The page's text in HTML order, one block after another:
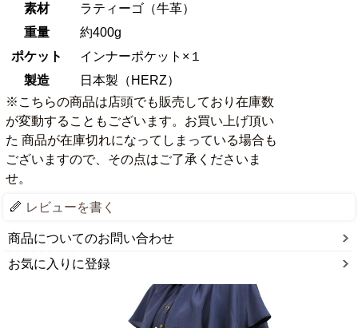
素材
ラティーゴ（牛革）
重量
約400g
ポケット
インナーポケット×１
製造
日本製（HERZ）
※こちらの商品は店頭でも販売しており在庫数
が変動することもございます。お買い上げ頂い
た 商品が在庫切れになってしまっている場合も
ございますので、その点はご了承くださいま
せ。
レビューを書く
商品についてのお問い合わせ
お気に入りに登録